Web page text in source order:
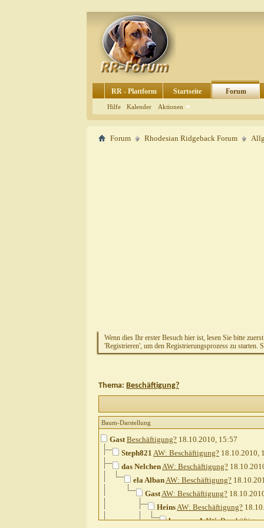
RR - Plattform Startseite Forum
Hilfe Kalender Aktionen
Forum Rhodesian Ridgeback Forum
Wenn dies Ihr erster Besuch hier ist, lesen Sie bitte
'Registrieren', um den Registrierungsprozess zu starten.
Thema: Beschäftigung?
Baum-Darstellung
Gast Beschäftigung? 18.10.2010, 15:57
Steph821 AW: Beschäftigung? 18.10.2010,
das NelchenAW: Beschäftigung?
ela AlbanAW: Beschäftigung?
GastAW: Beschäftigung?
HeinsAW: Beschäftigung?
harmony1AW: